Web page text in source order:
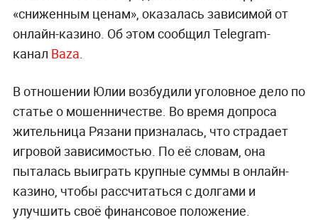
«сниженным ценам», оказалась зависимой от
онлайн-казино. Об этом сообщил Telegram-
канал Baza.
В отношении Юлии возбудили уголовное дело по
статье о мошенничестве. Во время допроса
жительница Рязани призналась, что страдает
игровой зависимостью. По её словам, она
пыталась выиграть крупные суммы в онлайн-
казино, чтобы рассчитаться с долгами и
улучшить своё финансовое положение.